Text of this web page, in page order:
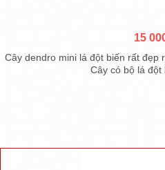
15
Cây dendro mini lá đột biến rất đẹp
Cây có bộ lá đột